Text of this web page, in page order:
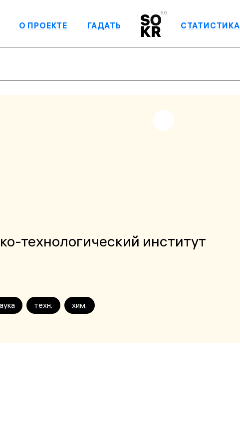
6.0
О ПРОЕКТЕ ГАДАТЬ СТАТИСТИКА
технологический институт
техн. хим.